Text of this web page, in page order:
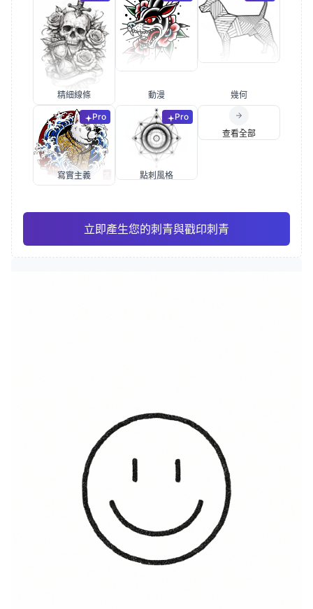
精細線條 動漫 幾何
Pro
寫實主義
Pro
點刺風格
查看全部
立即產生您的刺青與戳印刺青